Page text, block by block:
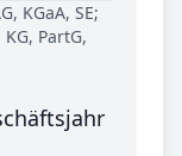
KGaA, SE;
PartG,